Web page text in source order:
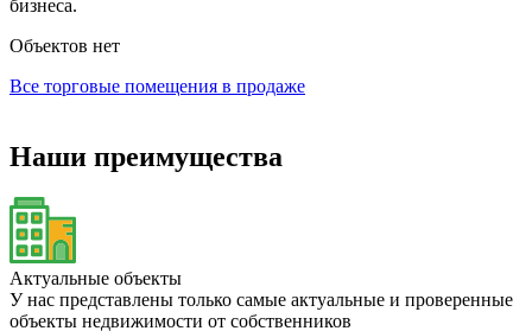
бизнеса.
Объектов нет
Все торговые помещения в продаже
Наши преимущества
Актуальные объекты
У нас представлены только самые актуальные и проверенные
объекты недвижимости от собственников